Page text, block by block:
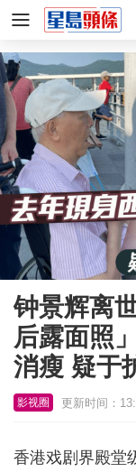
钟景辉离
后露面照
消瘦 疑于
影视圈 更新时间：
香港戏剧界殿堂